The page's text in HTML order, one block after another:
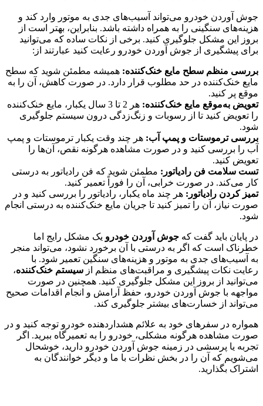
جوش آوردن خودرو می‌تواند آسیب‌های جدی به موتور وارد کند و
هزینه‌های سنگینی را به همراه داشته باشد. بنابراین، بهتر است از
بروز این مشکل جلوگیری کنید. برخی از نکات ساده که می‌توانید
برای پیشگیری از جوش آوردن خودرو رعایت کنید عبارتند از:
بررسی منظم سطح مایع خنک‌کننده: همیشه مطمئن شوید که سطح
مایع خنک‌کننده در حد مطلوب قرار دارد. در صورت کاهش، آن را به
موقع پر کنید.
تعویض به‌موقع مایع خنک‌کننده:
هر 2 تا 3 سال یکبار، مایع خنک‌کننده
را تعویض کنید تا از رسوبات و زنگ‌زدگی درون سیستم جلوگیری
شود.
بررسی ترموستات و پمپ آب: هر چند وقت یکبار ترموستات و پمپ
آب را بررسی کنید و در صورت مشاهده هرگونه نقص، آن‌ها را
تعویض کنید.
تست سلامت فن رادیاتور: مطمئن شوید که فن رادیاتور به درستی
کار می‌کند. در صورت خرابی، آن را فوراً تعمیر کنید.
تمیز کردن رادیاتور: هر چند ماه یکبار، رادیاتور را بررسی کنید و در
صورت نیاز، آن را تمیز کنید تا جریان مایع خنک‌کننده به درستی انجام
شود.
در پایان باید گفت که جوش آوردن خودرو یک مشکل رایج اما
خطرناک است که اگر به درستی با آن برخورد نشود، می‌تواند منجر
به آسیب‌های جدی به موتور و هزینه‌های سنگین تعمیر شود. با
رعایت نکات پیشگیری و مراقبت‌های منظم از سیستم خنک‌کننده،
می‌توانید از بروز این مشکل جلوگیری کنید. همچنین در صورت
مواجهه با جوش آوردن خودرو، حفظ آرامش و انجام اقدامات صحیح
می‌تواند از خسارت‌های بیشتر جلوگیری کند.
همواره در سفرهای خود به علائم هشداردهنده خودرو توجه کنید و در
صورت مشاهده هرگونه مشکلی، خودرو را به تعمیرگاه ببرید. اگر
تجربه یا پرسشی در زمینه جوش آوردن خودرو دارید، خوشحال
می‌شویم که آن را در بخش نظرات با ما و دیگر خوانندگان به
اشتراک بگذارید.